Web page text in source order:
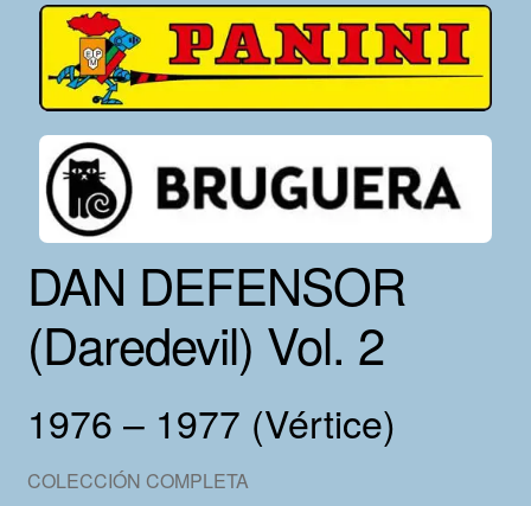
DAN DEFENSOR
(Daredevil) Vol. 2
1976 – 1977 (Vértice)
COLECCIÓN COMPLETA